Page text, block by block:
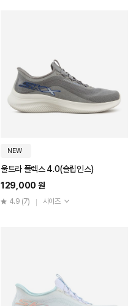
NEW
울트라 플렉스 4.0(슬립인스)
129,000 원
4.9 (7) 사이즈